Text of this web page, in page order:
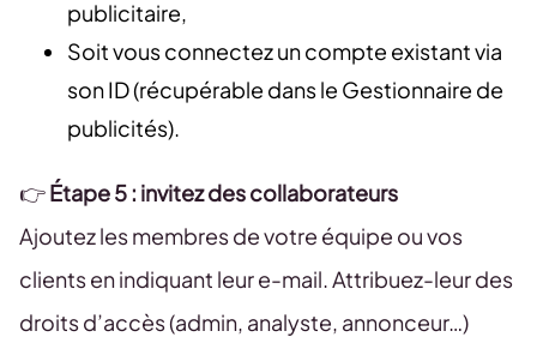
publicitaire,
Soit vous connectez un compte existant via
son ID (récupérable dans le Gestionnaire de
publicités).
👉Étape 5 : invitez des collaborateurs
Ajoutez les membres de votre équipe ou vos
clients en indiquant leur e-mail. Attribuez-leur des
droits d’accès (admin, analyste, annonceur…)